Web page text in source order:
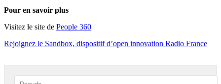
Pour en savoir plus
Visitez le site de People 360
Rejoignez le Sandbox, dispositif d’open innovation Radio France